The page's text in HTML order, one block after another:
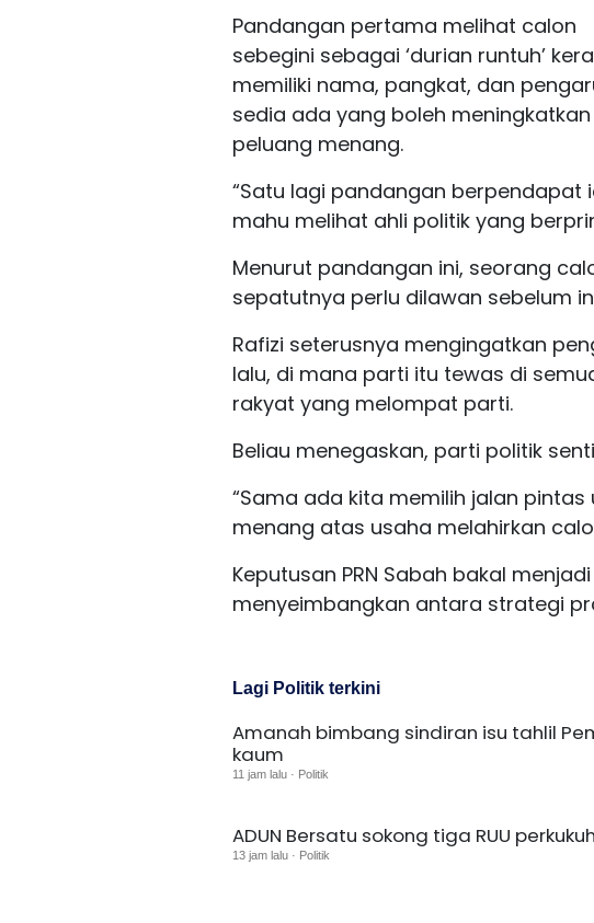
Pandangan pertama melihat calon
sebegini sebagai ‘durian runtuh’
memiliki nama, pangkat, dan
sedia ada yang boleh meningkatkan
peluang menang.
“Satu lagi pandangan
mahu melihat ahli politik yang
Menurut pandangan ini, seorang
sepatutnya perlu dilawan sebelum
Rafizi seterusnya mengingatkan
lalu, di mana parti itu tewas di
rakyat yang melompat parti.
Beliau menegaskan, parti politik
“Sama ada kita memilih jalan
menang atas usaha melahirkan
Keputusan PRN Sabah bakal
menyeimbangkan antara strategi
Lagi Politik terkini
Amanah bimbang sindiran isu tahlil
kaum
11 jam lalu · Politik
ADUN Bersatu sokong tiga RUU
13 jam lalu · Politik